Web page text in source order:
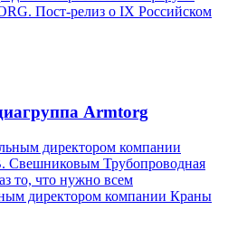
Пост-релиз о IХ Российском
Armtorg
директором компании Краны